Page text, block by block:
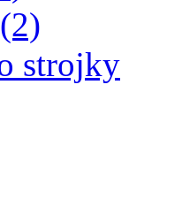
strojky